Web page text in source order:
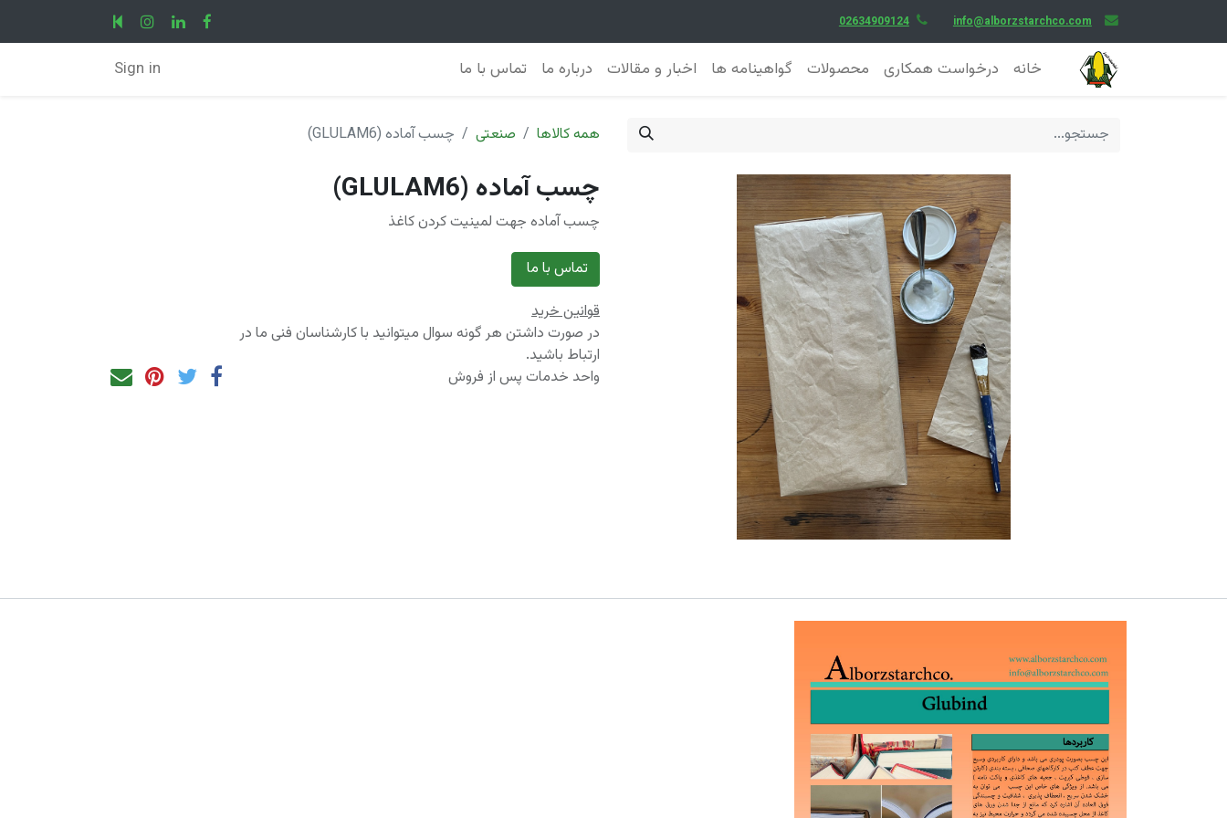
02634909124 info@alborzstarchco.com
خانه درخواست همکاری محصولات گواهینامه ها اخبار و مقالات درباره ما تماس با ما Sign in
همه کالاها صنعتی چسب آماده (GLULAM6)
چسب آماده (GLULAM6)
چسب آماده جهت لمینیت کردن کاغذ
تماس با ما
قوانین خرید
در صورت داشتن هر گونه سوال میتوانید با کارشناسان فنی ما در
ارتباط باشید.
واحد خدمات پس از فروش